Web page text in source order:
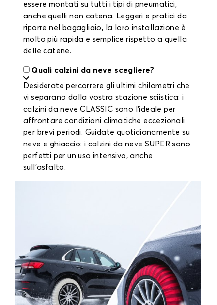
essere montati su tutti i tipi di pneumatici,
anche quelli non catena. Leggeri e pratici da
riporre nel bagagliaio, la loro installazione è
molto più rapida e semplice rispetto a quella
delle catene.
Quali calzini da neve scegliere?
Desiderate percorrere gli ultimi chilometri che
vi separano dalla vostra stazione sciistica: i
calzini da neve CLASSIC sono l'ideale per
affrontare condizioni climatiche eccezionali
per brevi periodi. Guidate quotidianamente su
neve e ghiaccio: i calzini da neve SUPER sono
perfetti per un uso intensivo, anche
sull'asfalto.